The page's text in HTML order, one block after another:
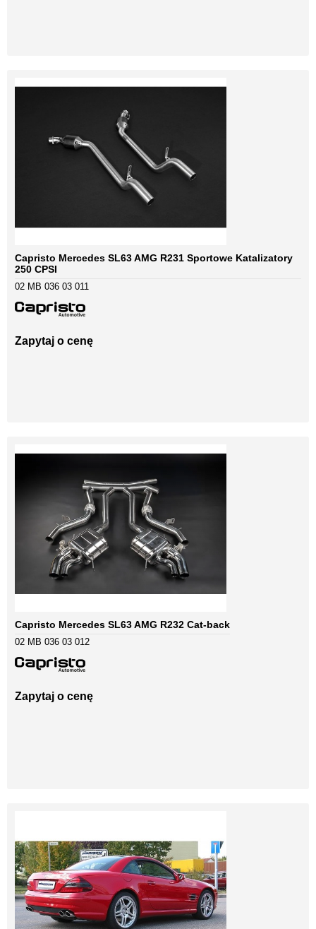
Capristo Mercedes SL63 AMG R231 Sportowe Katalizatory
250 CPSI
02 MB 036 03 011
Zapytaj o cenę
Capristo Mercedes SL63 AMG R232 Cat-back
02 MB 036 03 012
Zapytaj o cenę